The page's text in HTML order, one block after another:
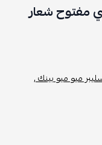
مفتوح شعار
ميو ميو بينك ,